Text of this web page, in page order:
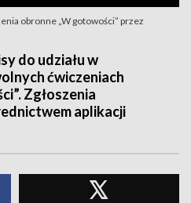
obronne „W gotowości” przez
do udziału w
ćwiczeniach
Zgłoszenia
aplikacji